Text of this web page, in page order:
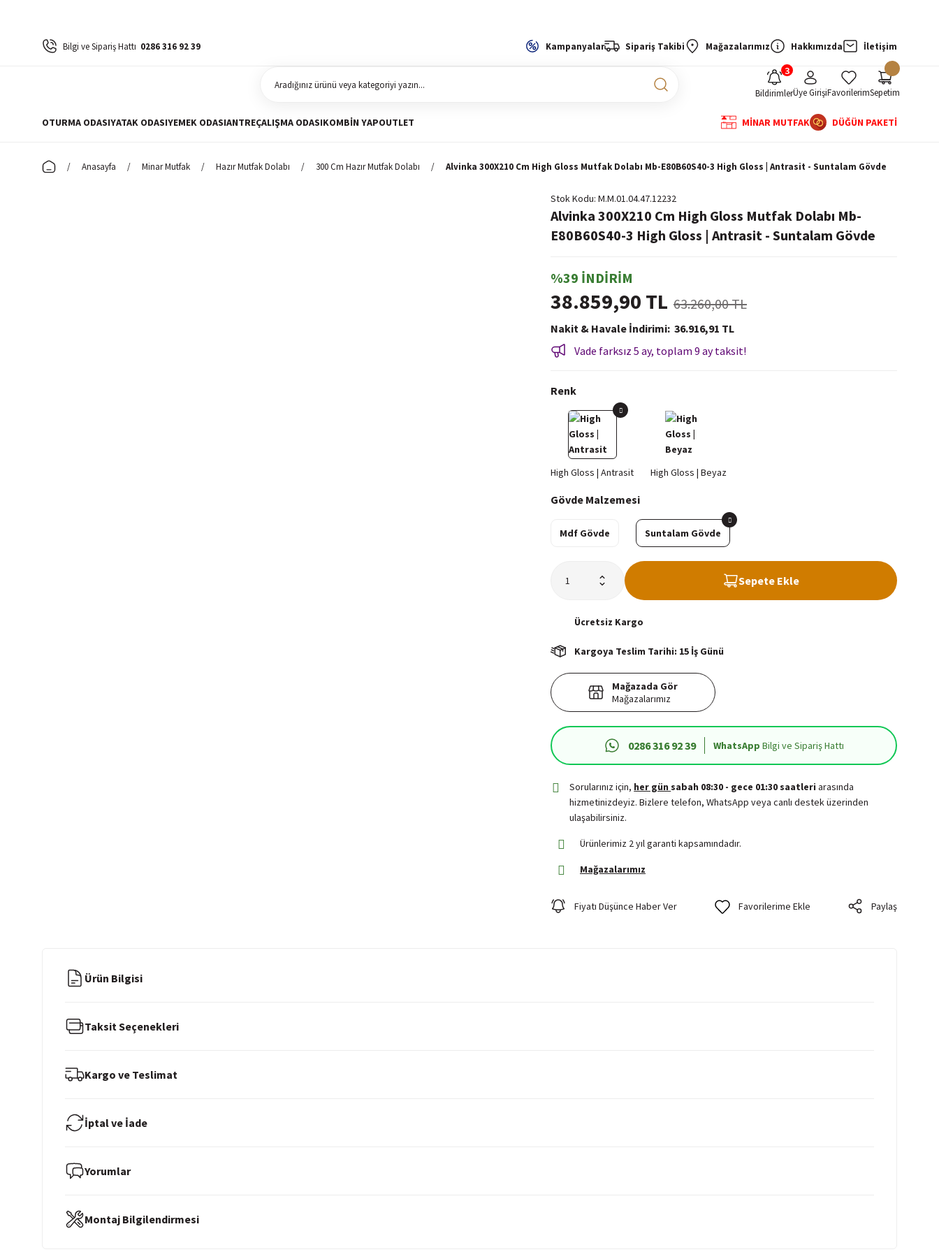
Bilgi ve Sipariş Hattı 0286 316 92 39 Kampanyalar Sipariş Takibi Mağazalarımız Hakkımızda İletişim
BildirimlerÜye GirişiFavorilerimSepetim
OTURMA ODASIYATAK ODASIYEMEK ODASIANTREÇALIŞMA ODASIKOMBIN YAPOUTLET MİNAR MUTFAK DÜĞÜN PAKETİ
Anasayfa Minar Mutfak Hazır Mutfak Dolabı 300 Cm Hazır Mutfak Dolabı Alvinka 300X210 Cm High Gloss Mutfak Dolabı Mb-E80B60S40-3 High Gloss | Antrasit - Suntalam Gövde
Stok Kodu M.M.01.04.47.12232
Alvinka 300X210 Cm High Gloss Mutfak Dolabı Mb-
E80B60S40-3 High Gloss | Antrasit - Suntalam Gövde
%39 İNDİRİM
38.859,90 TL 63.260,00 TL
Nakit & Havale İndirimi 36.916,91 TL
Vade farksız 5 ay, toplam 9 ay taksit!
Renk
Gövde Malzemesi
Mdf Gövde Suntalam Gövde
Sepete Ekle
Ücretsiz Kargo
Kargoya Teslim Tarihi: 15 İş Günü
Mağazada Gör
Mağazalarımız
0286 316 92 39 WhatsApp Bilgi ve Sipariş Hattı
Sorularınız için, her gün sabah 08:30 - gece 01:30 saatleriarasında
hizmetinizdeyiz. Bizlere telefon, WhatsApp veya canlı destek üzerinden
ulaşabilirsiniz.
Ürünlerimiz 2 yıl garanti kapsamındadır.
Mağazalarımız
Fiyatı Düşünce Haber Ver Paylaş
Ürün Bilgisi
Taksit Seçenekleri
Kargo ve Teslimat
İptal ve İade
Yorumlar
Montaj Bilgilendirmesi